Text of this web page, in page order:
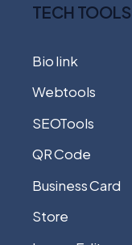
TECH TOOLS
Bio link
Webtools
SEOTools
QR Code
Business Card
Store